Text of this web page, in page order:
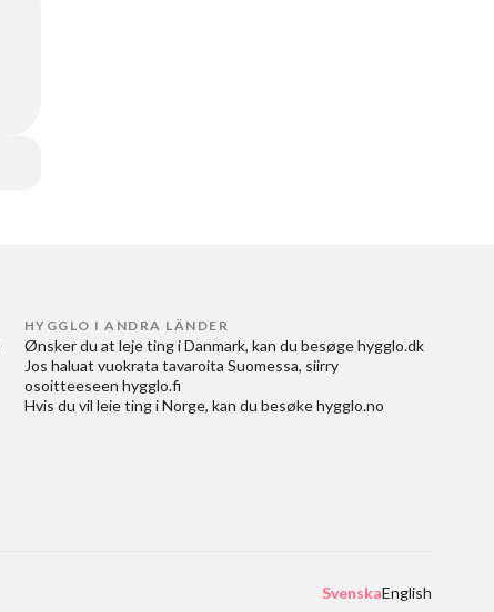
HYGGLO I ANDRA LÄNDER
Ønsker du at leje ting i Danmark, kan du besøge hygglo.dk
Jos haluat vuokrata tavaroita Suomessa, siirry
osoitteeseen hygglo.fi
Hvis du vil leie ting i Norge, kan du besøke hygglo.no
SvenskaEnglish